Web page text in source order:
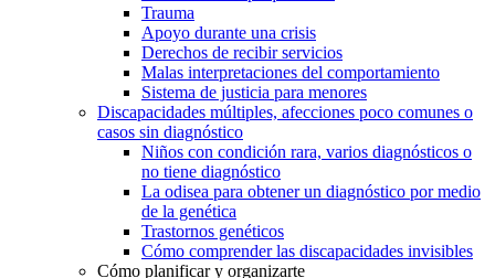
Trauma
Apoyo durante una crisis
Derechos de recibir servicios
Malas interpretaciones del comportamiento
Sistema de justicia para menores
Discapacidades múltiples, afecciones poco comunes o
casos sin diagnóstico
Niños con condición rara, varios diagnósticos o
no tiene diagnóstico
La odisea para obtener un diagnóstico por medio
de la genética
Trastornos genéticos
Cómo comprender las discapacidades invisibles
Cómo planificar y organizarte